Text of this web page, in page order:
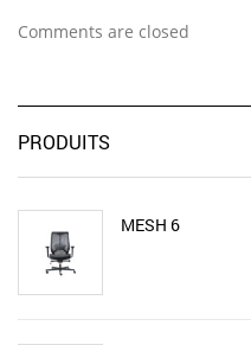
Comments are closed
PRODUITS
MESH 6